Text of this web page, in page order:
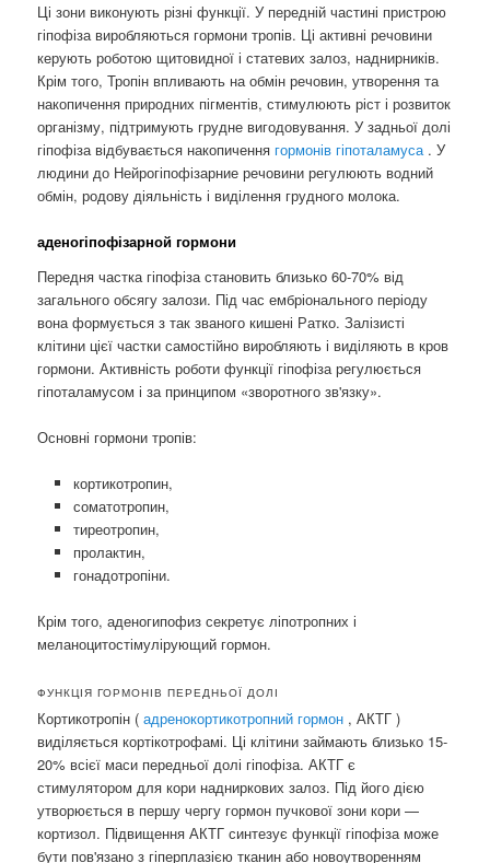
Ці зони виконують різні функції. У передній частині пристрою
гіпофіза виробляються гормони тропів. Ці активні речовини
керують роботою щитовидної і статевих залоз, наднирників.
Крім того, Тропін впливають на обмін речовин, утворення та
накопичення природних пігментів, стимулюють ріст і розвиток
організму, підтримують грудне вигодовування. У задньої долі
гіпофіза відбувається накопичення гормонів гіпоталамуса . У
людини до Нейрогіпофізарние речовини регулюють водний
обмін, родову діяльність і виділення грудного молока.
аденогіпофізарной гормони
Передня частка гіпофіза становить близько 60-70% від
загального обсягу залози. Під час ембріонального періоду
вона формується з так званого кишені Ратко. Залізисті
клітини цієї частки самостійно виробляють і виділяють в кров
гормони. Активність роботи функції гіпофіза регулюється
гіпоталамусом і за принципом «зворотного зв'язку».
Основні гормони тропів:
кортикотропин,
соматотропин,
тиреотропин,
пролактин,
гонадотропіни.
Крім того, аденогипофиз секретує ліпотропних і
меланоцитостімулірующий гормон.
ФУНКЦІЯ ГОРМОНІВ ПЕРЕДНЬОЇ ДОЛІ
Кортикотропін ( адренокортикотропний гормон , АКТГ )
виділяється кортікотрофамі. Ці клітини займають близько 15-
20% всієї маси передньої долі гіпофіза. АКТГ є
стимулятором для кори надниркових залоз. Під його дією
утворюється в першу чергу гормон пучкової зони кори —
кортизол. Підвищення АКТГ синтезує функції гіпофіза може
бути пов'язано з гіперплазією тканин або новоутворенням